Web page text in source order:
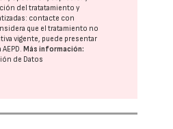
del tratatamiento y
contacte con
que el tratamiento no
vigente, puede presentar
AEPD. Más información:
de Datos